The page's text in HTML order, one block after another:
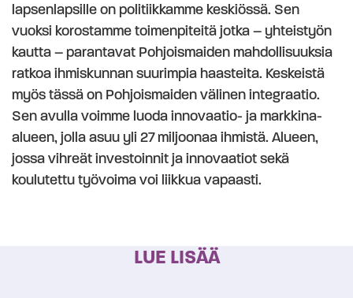
lapsenlapsille on politiikkamme keskiössä. Sen
vuoksi korostamme toimenpiteitä jotka – yhteistyön
kautta – parantavat Pohjoismaiden mahdollisuuksia
ratkoa ihmiskunnan suurimpia haasteita. Keskeistä
myös tässä on Pohjoismaiden välinen integraatio.
Sen avulla voimme luoda innovaatio- ja markkina-
alueen, jolla asuu yli 27 miljoonaa ihmistä. Alueen,
jossa vihreät investoinnit ja innovaatiot sekä
koulutettu työvoima voi liikkua vapaasti.
LUE LISÄÄ